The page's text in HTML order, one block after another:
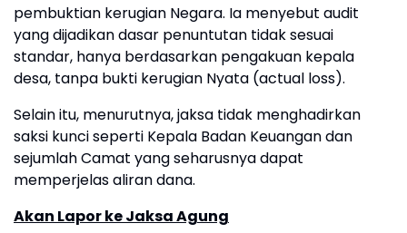
pembuktian kerugian Negara. Ia menyebut audit
yang dijadikan dasar penuntutan tidak sesuai
standar, hanya berdasarkan pengakuan kepala
desa, tanpa bukti kerugian Nyata (actual loss).
Selain itu, menurutnya, jaksa tidak menghadirkan
saksi kunci seperti Kepala Badan Keuangan dan
sejumlah Camat yang seharusnya dapat
memperjelas aliran dana.
Akan Lapor ke Jaksa Agung